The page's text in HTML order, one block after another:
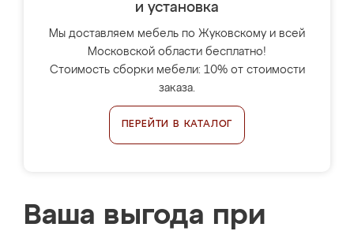
и установка
Мы доставляем мебель по Жуковскому и всей
Московской области бесплатно!
Стоимость сборки мебели: 10% от стоимости
заказа.
ПЕРЕЙТИ В КАТАЛОГ
Ваша выгода при